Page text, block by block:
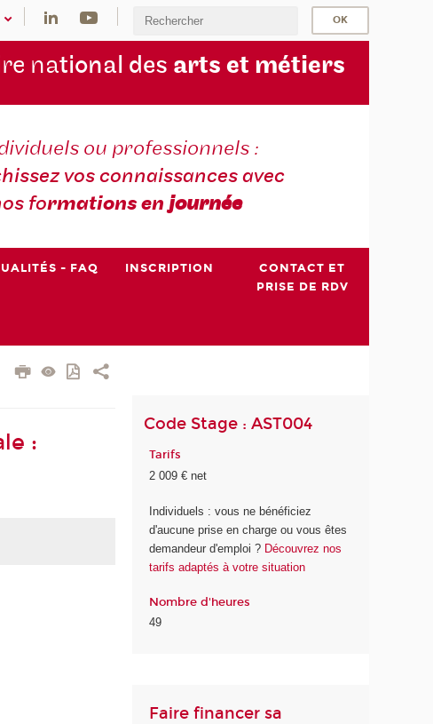
national des arts et métiers
ou professionnels :
hissez vos connaissances avec
formations enjournée
- FAQ INSCRIPTION
CONTACT ET
PRISE DE RDV
:
Code Stage : AST004
Tarifs
2 009 € net
Individuels : vous ne bénéficiez
d'aucune prise en charge ou vous êtes
demandeur d'emploi ? Découvrez nos
tarifs adaptés à votre situation
Nombre d'heures
49
Faire financer sa